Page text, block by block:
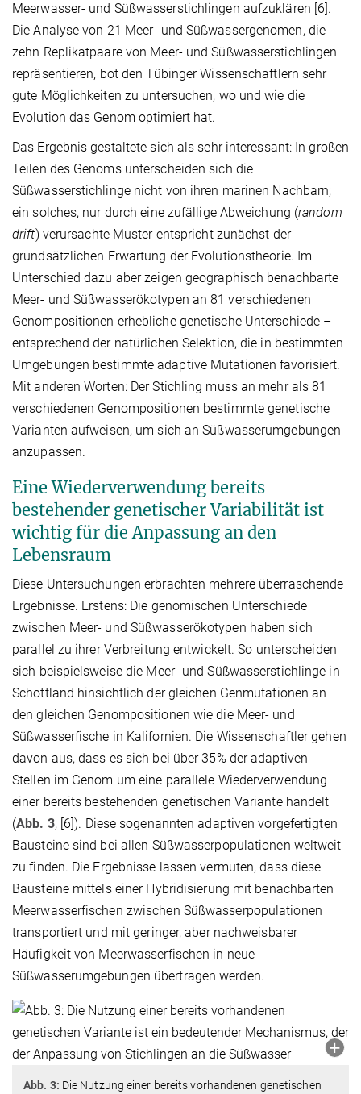
Meerwasser- und Süßwasserstichlingen aufzuklären [6].
Die Analyse von 21 Meer- und Süßwassergenomen, die
zehn Replikatpaare von Meer- und Süßwasserstichlingen
repräsentieren, bot den Tübinger Wissenschaftlern sehr
gute Möglichkeiten zu untersuchen, wo und wie die
Evolution das Genom optimiert hat.
Das Ergebnis gestaltete sich als sehr interessant: In großen
Teilen des Genoms unterscheiden sich die
Süßwasserstichlinge nicht von ihren marinen Nachbarn;
ein solches, nur durch eine zufällige Abweichung (random
drift) verursachte Muster entspricht zunächst der
grundsätzlichen Erwartung der Evolutionstheorie. Im
Unterschied dazu aber zeigen geographisch benachbarte
Meer- und Süßwasserökotypen an 81 verschiedenen
Genompositionen erhebliche genetische Unterschiede –
entsprechend der natürlichen Selektion, die in bestimmten
Umgebungen bestimmte adaptive Mutationen favorisiert.
Mit anderen Worten: Der Stichling muss an mehr als 81
verschiedenen Genompositionen bestimmte genetische
Varianten aufweisen, um sich an Süßwasserumgebungen
anzupassen.
Eine Wiederverwendung bereits
bestehender genetischer Variabilität ist
wichtig für die Anpassung an den
Lebensraum
Diese Untersuchungen erbrachten mehrere überraschende
Ergebnisse. Erstens: Die genomischen Unterschiede
zwischen Meer- und Süßwasserökotypen haben sich
parallel zu ihrer Verbreitung entwickelt. So unterscheiden
sich beispielsweise die Meer- und Süßwasserstichlinge in
Schottland hinsichtlich der gleichen Genmutationen an
den gleichen Genompositionen wie die Meer- und
Süßwasserfische in Kalifornien. Die Wissenschaftler gehen
davon aus, dass es sich bei über 35% der adaptiven
Stellen im Genom um eine parallele Wiederverwendung
einer bereits bestehenden genetischen Variante handelt
(Abb. 3; [6]). Diese sogenannten adaptiven vorgefertigten
Bausteine sind bei allen Süßwasserpopulationen weltweit
zu finden. Die Ergebnisse lassen vermuten, dass diese
Bausteine mittels einer Hybridisierung mit benachbarten
Meerwasserfischen zwischen Süßwasserpopulationen
transportiert und mit geringer, aber nachweisbarer
Häufigkeit von Meerwasserfischen in neue
Süßwasserumgebungen übertragen werden.
Abb. 3: Die Nutzung einer bereits vorhandenen genetischen